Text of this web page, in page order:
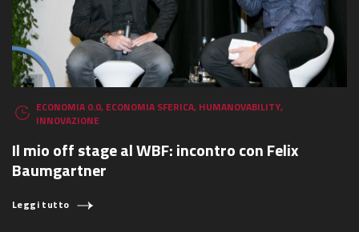
ECONOMIA 0.0, ECONOMIA SFERICA, HUMANOVABILITY,
INNOVAZIONE
Il mio off stage al WBF: incontro con Felix
Baumgartner
Leggi tutto